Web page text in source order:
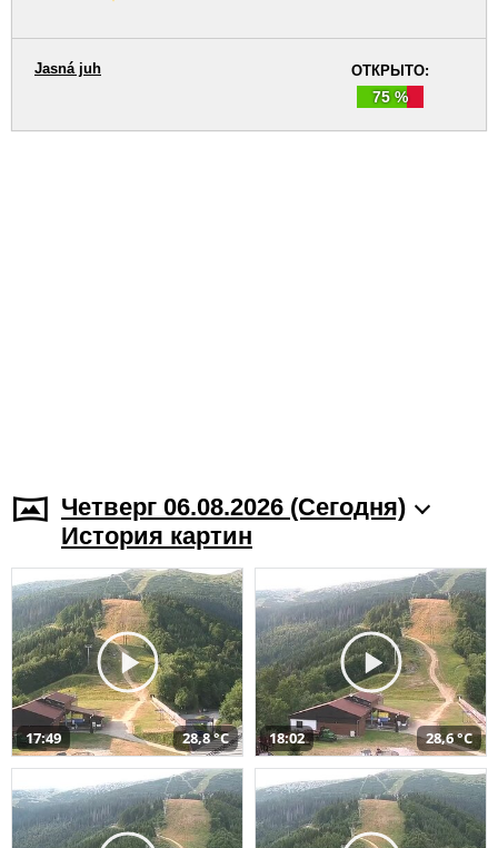
ОТКРЫТО:
75 %
Jasná juh
Четверг 06.08.2026 (Cегодня)
История картин
17:49 28,8 °C 18:02 28,6 °C